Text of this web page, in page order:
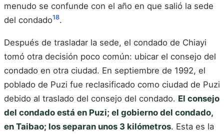
menudo se confunde con el año en que salió la sede
del condado18.
Después de trasladar la sede, el condado de Chiayi
tomó otra decisión poco común: ubicar el consejo del
condado en otra ciudad. En septiembre de 1992, el
poblado de Puzi fue reclasificado como ciudad de Puzi
debido al traslado del consejo del condado. El consejo
del condado está en Puzi; el gobierno del condado,
en Taibao; los separan unos 3 kilómetros. Esta es la